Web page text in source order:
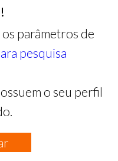
parâmetros de
pesquisa
o seu perfil